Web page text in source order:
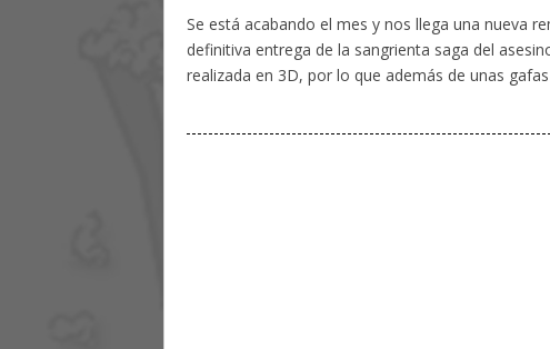
Se está acabando el mes y nos llega una nueva
definitiva entrega de la sangrienta saga del
realizada en 3D, por lo que además de unas